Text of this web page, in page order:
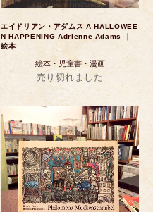
エイドリアン・アダムス A HALLOWEE
N HAPPENING Adrienne Adams ｜
絵本
絵本・児童書・漫画
売り切れました